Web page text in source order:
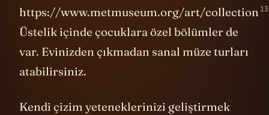
https://www.metmuseum.org/art/collection 13
Üstelik içinde çocuklara özel bölümler de
var. Evinizden çıkmadan sanal müze turları
atabilirsiniz.
Kendi çizim yeteneklerinizi geliştirmek